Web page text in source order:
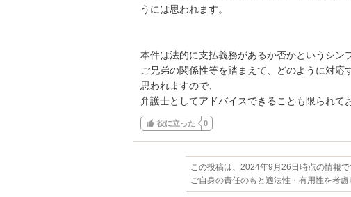
うには思われます。
本件は法的に支払義務があるか否かというシン
ご兄弟の関係性等を踏まえて、どのように対
思われますので、
弁護士としてアドバイスできることも限られて
役に立った 0
この投稿は、2024年9月26日時点の情報で
ご自身の責任のもと適法性・有用性を考